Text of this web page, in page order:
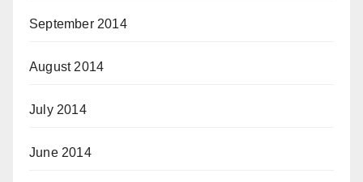
September 2014
August 2014
July 2014
June 2014